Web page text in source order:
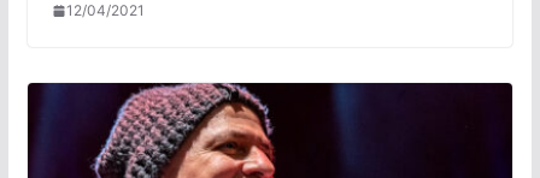
12/04/2021